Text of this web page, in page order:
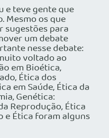
e teve gente que
Mesmo os que
para
um debate
nesse debate:
voltado ao
em Bioética,
Ética dos
em Saúde, Ética da
Genética:
Reprodução, Ética
e Ética foram alguns